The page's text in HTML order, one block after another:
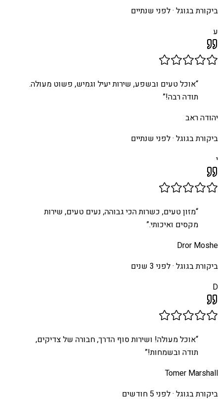
ביקורת בגוגל ·לפני שנתיים
ע
“אוכל טעים ובשפע, שירות יעיל וגמיש, פשוט מעולה.
תודה רבה!”
יהודה ראב
ביקורת בגוגל ·לפני שנתיים
י
“מזון טעים, כשרות הכי גבוהה, נעים טעים, שירות
מקסים ואיכותי.”
Dror Moshe
ביקורת בגוגל ·לפני 3 שנים
D
“אוכל מעולה! ושירות סוף הדרך, חבורה של צדיקים,
תודה ובשמחות!”
Tomer Marshall
ביקורת בגוגל ·לפני 5 חודשים